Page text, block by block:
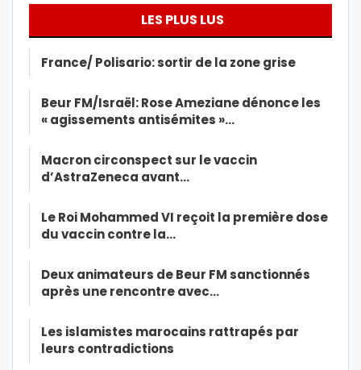
LES PLUS LUS
France/ Polisario: sortir de la zone grise
Beur FM/Israël: Rose Ameziane dénonce les
« agissements antisémites »…
Macron circonspect sur le vaccin
d’AstraZeneca avant…
Le Roi Mohammed VI reçoit la première dose
du vaccin contre la…
Deux animateurs de Beur FM sanctionnés
après une rencontre avec…
Les islamistes marocains rattrapés par
leurs contradictions